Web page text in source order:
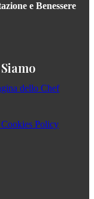
e Benessere
dello Chef
Policy